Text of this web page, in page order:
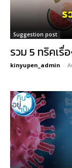
Suggestion post
รวม 5 ทริคเ
kinyupen_admin -